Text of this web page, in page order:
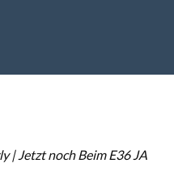
| Jetzt noch Beim E36 JA